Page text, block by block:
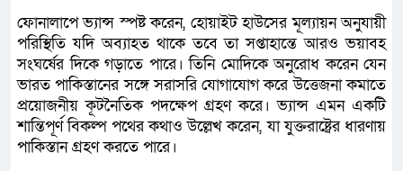
ফোনালাপে ভ্যান্স স্পষ্ট করেন, হোয়াইট হাউসের মূল্যায়ন অনুযায়ী
পরিস্থিতি যদি অব্যাহত থাকে তবে তা সপ্তাহান্তে আরও ভয়াবহ
সংঘর্ষের দিকে গড়াতে পারে। তিনি মোদিকে অনুরোধ করেন যেন
ভারত পাকিস্তানের সঙ্গে সরাসরি যোগাযোগ করে উত্তেজনা কমাতে
প্রয়োজনীয় কূটনৈতিক পদক্ষেপ গ্রহণ করে। ভ্যান্স এমন একটি
শান্তিপূর্ণ বিকল্প পথের কথাও উল্লেখ করেন, যা যুক্তরাষ্ট্রের ধারণায়
পাকিস্তান গ্রহণ করতে পারে।